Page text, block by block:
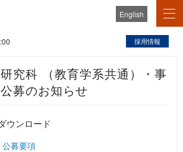
English
採用情報
究科 （教育学系共通）・事
募のお知らせ
ウンロード
公募要項